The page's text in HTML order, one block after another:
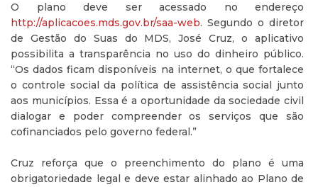
O plano deve ser acessado no endereço
http://aplicacoes.mds.gov.br/saa-web. Segundo o diretor
de Gestão do Suas do MDS, José Cruz, o aplicativo
possibilita a transparência no uso do dinheiro público.
“Os dados ficam disponíveis na internet, o que fortalece
o controle social da política de assistência social junto
aos municípios. Essa é a oportunidade da sociedade civil
dialogar e poder compreender os serviços que são
cofinanciados pelo governo federal.”
Cruz reforça que o preenchimento do plano é uma
obrigatoriedade legal e deve estar alinhado ao Plano de